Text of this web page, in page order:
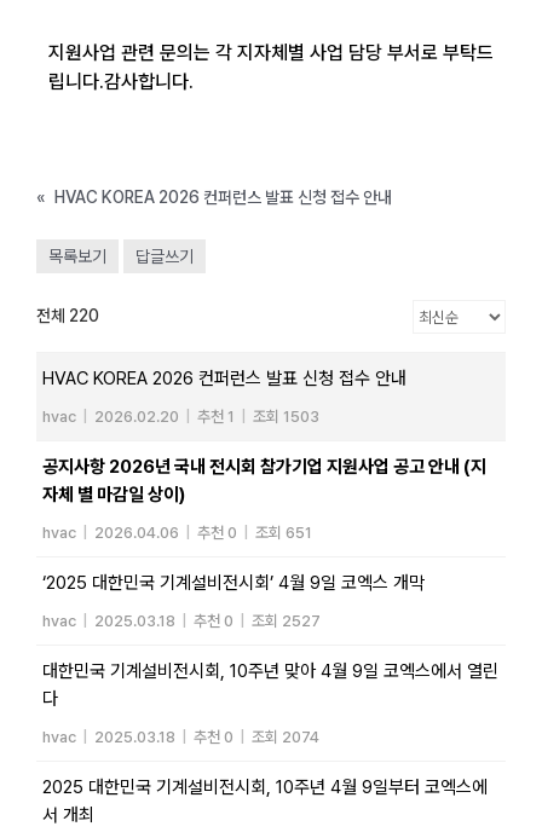
지원사업 관련 문의는 각 지자체별 사업 담당 부서로 부탁드
립니다.감사합니다.
« HVAC KOREA 2026 컨퍼런스 발표 신청 접수 안내
목록보기 답글쓰기
전체 220
HVAC KOREA 2026 컨퍼런스 발표 신청 접수 안내
hvac 2026.02.20 추천 1 조회 1503
공지사항 2026년 국내 전시회 참가기업 지원사업 공고 안내 (지
자체 별 마감일 상이)
hvac 2026.04.06 추천 0 조회 651
‘2025 대한민국 기계설비전시회’ 4월 9일 코엑스 개막
hvac 2025.03.18 추천 0 조회 2527
대한민국 기계설비전시회, 10주년 맞아 4월 9일 코엑스에서 열린
다
hvac 2025.03.18 추천 0 조회 2074
2025 대한민국 기계설비전시회, 10주년 4월 9일부터 코엑스에
서 개최